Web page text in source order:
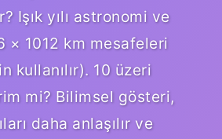
Işık yılı astronomi ve
× 1012 km mesafeleri
kullanılır). 10 üzeri
mi? Bilimsel gösteri,
daha anlaşılır ve